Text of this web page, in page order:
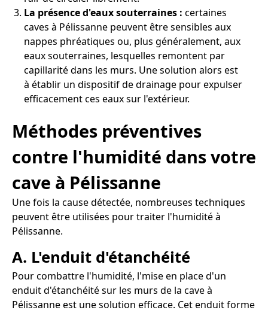
La présence d'eaux souterraines : certaines
caves à Pélissanne peuvent être sensibles aux
nappes phréatiques ou, plus généralement, aux
eaux souterraines, lesquelles remontent par
capillarité dans les murs. Une solution alors est
à établir un dispositif de drainage pour expulser
efficacement ces eaux sur l'extérieur.
Méthodes préventives
contre l'humidité dans votre
cave à Pélissanne
Une fois la cause détectée, nombreuses techniques
peuvent être utilisées pour traiter l'humidité à
Pélissanne.
A. L'enduit d'étanchéité
Pour combattre l'humidité, l'mise en place d'un
enduit d'étanchéité sur les murs de la cave à
Pélissanne est une solution efficace. Cet enduit forme